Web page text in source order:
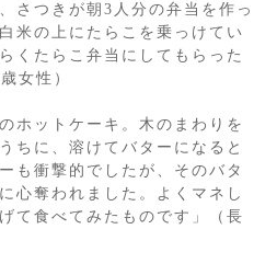
さつきが朝3人分の弁当を作っ
米の上にたらこを乗っけてい
くたらこ弁当にしてもらった
女性）
ホットケーキ。木のまわりを
ちに、溶けてバターになると
も衝撃的でしたが、そのバタ
心奪われました。よくマネし
て食べてみたものです」（長